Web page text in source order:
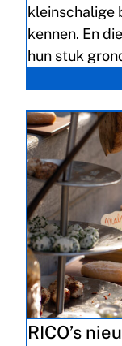
kleinschalige
kennen. En
hun stuk
RICO’s